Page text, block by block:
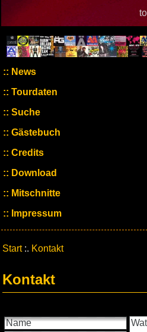
News
Tourdaten
Suche
Gästebuch
Credits
Download
Mitschnitte
Impressum
Start:. Kontakt
Kontakt